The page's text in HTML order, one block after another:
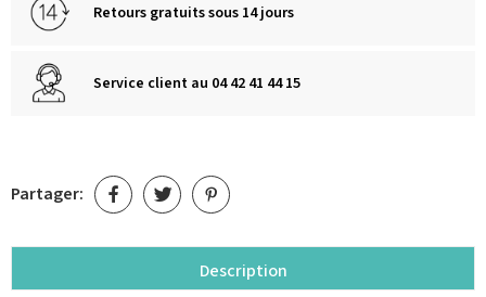
Retours gratuits sous 14 jours
Service client au 04 42 41 44 15
Partager:
Description